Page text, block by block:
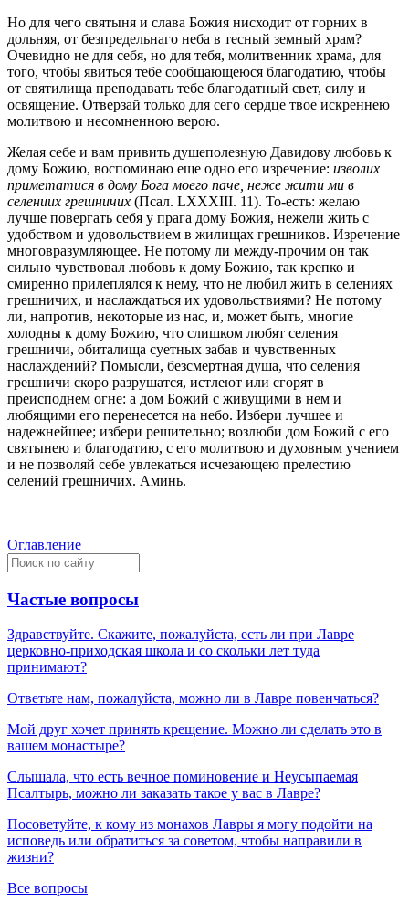
Но для чего святыня и слава Божия нисходит от горних в
дольняя, от безпредельнаго неба в тесный земный храм?
Очевидно не для себя, но для тебя, молитвенник храма, для
того, чтобы явиться тебе сообщающеюся благодатию, чтобы
от святилища преподавать тебе благодатный свет, силу и
освящение. Отверзай только для сего сердце твое искреннею
молитвою и несомненною верою.
Желая себе и вам привить душеполезную Давидову любовь к
дому Божию, воспоминаю еще одно его изречение: изволих
приметатися в дому Бога моего паче, неже жити ми в
селениих грешничих (Псал. LXXXIII. 11). То-есть: желаю
лучше повергать себя у прага дому Божия, нежели жить с
удобством и удовольствием в жилищах грешников. Изречение
многовразумляющее. Не потому ли между-прочим он так
сильно чувствовал любовь к дому Божию, так крепко и
смиренно прилеплялся к нему, что не любил жить в селениях
грешничих, и наслаждаться их удовольствиями? Не потому
ли, напротив, некоторые из нас, и, может быть, многие
холодны к дому Божию, что слишком любят селения
грешничи, обиталища суетных забав и чувственных
наслаждений? Помысли, безсмертная душа, что селения
грешничи скоро разрушатся, истлеют или сгорят в
преисподнем огне: а дом Божий с живущими в нем и
любящими его перенесется на небо. Избери лучшее и
надежнейшее; избери решительно; возлюби дом Божий с его
святынею и благодатию, с его молитвою и духовным учением
и не позволяй себе увлекаться исчезающею прелестию
селений грешничих. Аминь.
Оглавление
Частые вопросы
Здравствуйте. Скажите, пожалуйста, есть ли при Лавре
церковно-приходская школа и со скольки лет туда
принимают?
Ответьте нам, пожалуйста, можно ли в Лавре повенчаться?
Мой друг хочет принять крещение. Можно ли сделать это в
вашем монастыре?
Слышала, что есть вечное поминовение и Неусыпаемая
Псалтырь, можно ли заказать такое у вас в Лавре?
Посоветуйте, к кому из монахов Лавры я могу подойти на
исповедь или обратиться за советом, чтобы направили в
жизни?
Все вопросы